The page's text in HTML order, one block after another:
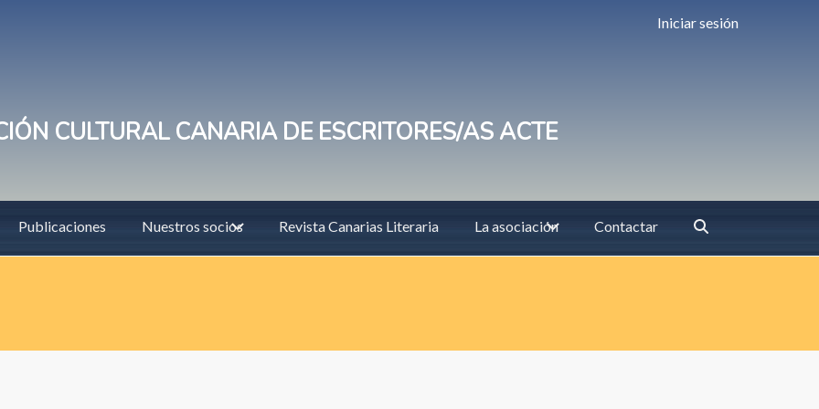
Iniciar sesión
CULTURAL CANARIA DE ESCRITORES/AS ACTE
Publicaciones Nuestros socios Revista Canarias Literaria La asociación Contactar